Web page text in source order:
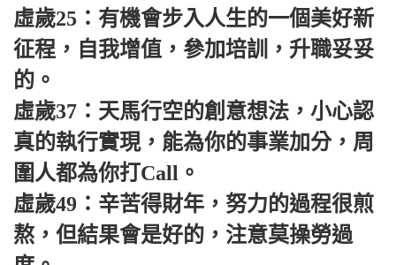
虛歲25：有機會步入人生的一個美好新
征程，自我增值，參加培訓，升職妥妥
的。
虛歲37：天馬行空的創意想法，小心認
真的執行實現，能為你的事業加分，周
圍人都為你打Call。
虛歲49：辛苦得財年，努力的過程很煎
熬，但結果會是好的，注意莫操勞過